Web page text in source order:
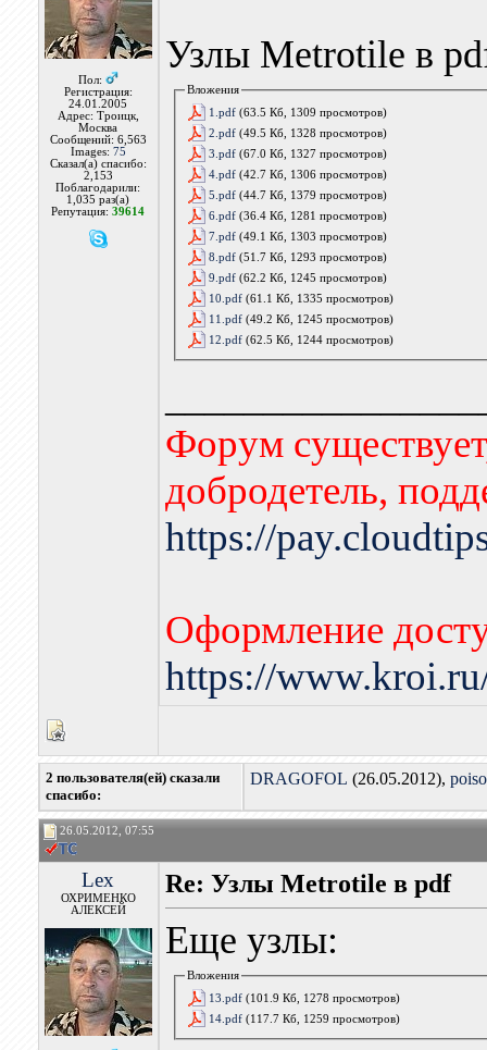
Пол:
Регистрация:
24.01.2005
Адрес: Троицк,
Москва
Сообщений: 6,563
Images: 75
Сказал(а) спасибо:
2,153
Поблагодарили:
1,035 раз(а)
Репутация:39614
Узлы Metrotile в
Вложения
1.pdf (63.5 Кб, 1309 просмотров)
2.pdf (49.5 Кб, 1328 просмотров)
3.pdf (67.0 Кб, 1327 просмотров)
4.pdf (42.7 Кб, 1306 просмотров)
5.pdf (44.7 Кб, 1379 просмотров)
6.pdf (36.4 Кб, 1281 просмотров)
7.pdf (49.1 Кб, 1303 просмотров)
8.pdf (51.7 Кб, 1293 просмотров)
9.pdf (62.2 Кб, 1245 просмотров)
10.pdf (61.1 Кб, 1335 просмотров)
11.pdf (49.2 Кб, 1245 просмотров)
12.pdf (62.5 Кб, 1244 просмотров)
Форум
добродетель,
https://
Оформление
https://
2 пользователя(ей) сказали
cпасибо:
DRAGOFOL (26.05.2012),
26.05.2012, 07:55
Lex
ОХРИМЕНКО
АЛЕКСЕЙ
Re: Узлы Metrotile в pdf
Еще узлы:
Вложения
13.pdf (101.9 Кб, 1278 просмотров)
14.pdf (117.7 Кб, 1259 просмотров)